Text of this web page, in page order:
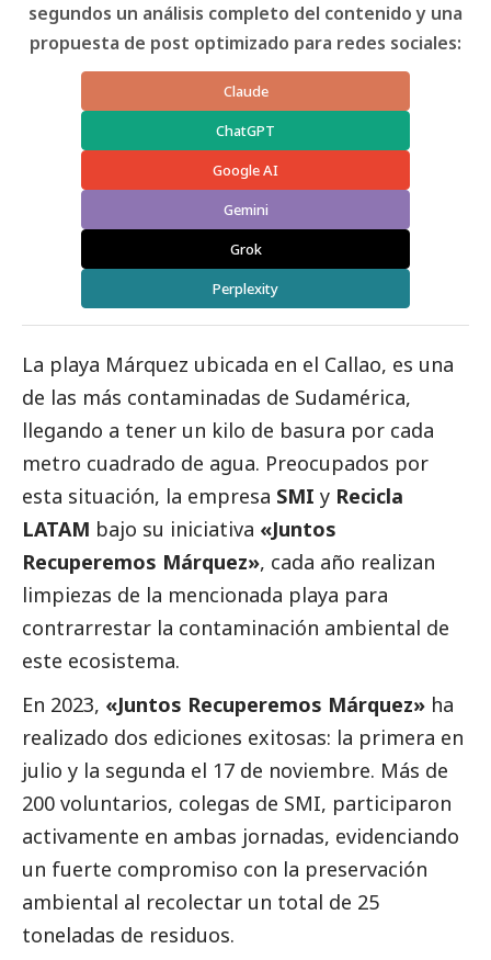
segundos un análisis completo del contenido y una
propuesta de post optimizado para redes sociales:
Claude
ChatGPT
Google AI
Gemini
Grok
Perplexity
La playa Márquez ubicada en el Callao, es una
de las más contaminadas de Sudamérica,
llegando a tener un kilo de basura por cada
metro cuadrado de agua. Preocupados por
esta situación, la empresa SMI y Recicla
LATAM bajo su iniciativa «Juntos
Recuperemos Márquez», cada año realizan
limpiezas de la mencionada playa para
contrarrestar la contaminación ambiental de
este ecosistema.
En 2023, «Juntos Recuperemos Márquez» ha
realizado dos ediciones exitosas: la primera en
julio y la segunda el 17 de noviembre. Más de
200 voluntarios, colegas de SMI, participaron
activamente en ambas jornadas, evidenciando
un fuerte compromiso con la preservación
ambiental al recolectar un total de 25
toneladas de residuos.